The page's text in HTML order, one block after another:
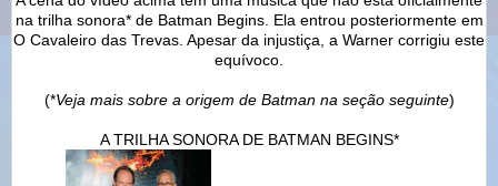
na trilha sonora* de Batman Begins. Ela entrou posteriormente em
O Cavaleiro das Trevas. Apesar da injustiça, a Warner corrigiu este
equívoco.
(*Veja mais sobre a origem de Batman na seção seguinte)
A TRILHA SONORA DE BATMAN BEGINS*